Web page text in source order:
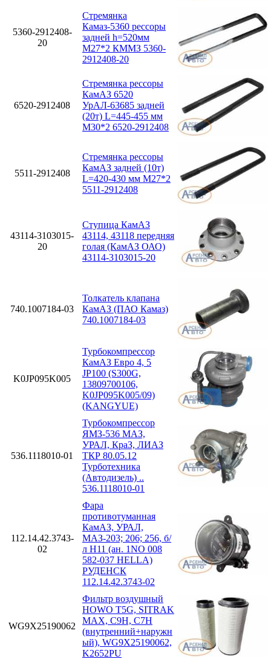
5360-2912408-
20
Стремянка
Камаз-5360 рессоры
задней h=520мм
М27*2 КММЗ 5360-
2912408-20
6520-2912408
Стремянка рессоры
КамАЗ 6520
УрАЛ-63685 задней
(20т) L=445-455 мм
М30*2 6520-2912408
5511-2912408
Стремянка рессоры
КамАЗ задней (10т)
L=420-430 мм М27*2
5511-2912408
43114-3103015-
20
Ступица КамАЗ
43114, 43118 передняя
голая (КамАЗ ОАО)
43114-3103015-20
740.1007184-03
Толкатель клапана
КамАЗ (ПАО Камаз)
740.1007184-03
K0JP095K005
Турбокомпрессор
КамАЗ Евро 4, 5
JP100 (S300G,
13809700106,
K0JP095K005/09)
(KANGYUE)
536.1118010-01
Турбокомпрессор
ЯМЗ-536 МАЗ,
УРАЛ, КраЗ, ЛИАЗ
ТКР 80.05.12
Турботехника
(Автодизель) ..
536.1118010-01
112.14.42.3743-
02
Фара
противотуманная
КамАЗ, УРАЛ,
МАЗ-203; 206; 256, б/
л H11 (ан. 1NO 008
582-037 HELLA)
РУДЕНСК
112.14.42.3743-02
WG9X25190062
Фильтр воздушный
HOWO T5G, SITRAK
MAX, C9H, C7H
(внутренний+наружн
ый), WG9X25190062,
K2652PU